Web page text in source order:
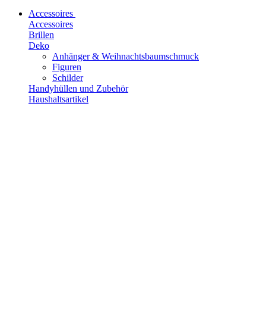
Accessoires
Accessoires
Brillen
Deko
Anhänger & Weihnachtsbaumschmuck
Figuren
Schilder
Handyhüllen und Zubehör
Haushaltsartikel